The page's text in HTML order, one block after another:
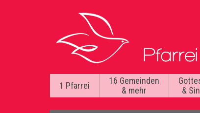
1 Pfarrei
16 Gemeinden
& mehr
&